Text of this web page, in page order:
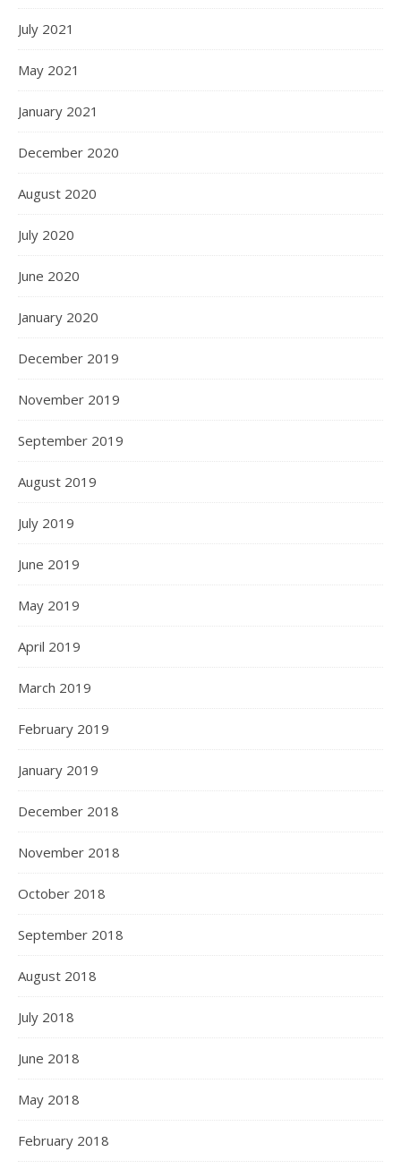
July 2021
May 2021
January 2021
December 2020
August 2020
July 2020
June 2020
January 2020
December 2019
November 2019
September 2019
August 2019
July 2019
June 2019
May 2019
April 2019
March 2019
February 2019
January 2019
December 2018
November 2018
October 2018
September 2018
August 2018
July 2018
June 2018
May 2018
February 2018